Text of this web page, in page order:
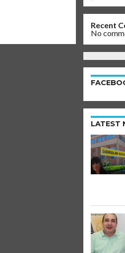
Recent
No
LATEST